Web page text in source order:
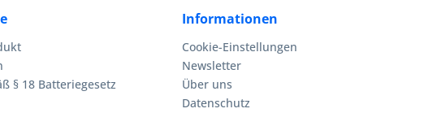
§ 18 Batteriegesetz
Informationen
Cookie-Einstellungen
Newsletter
Über uns
Datenschutz